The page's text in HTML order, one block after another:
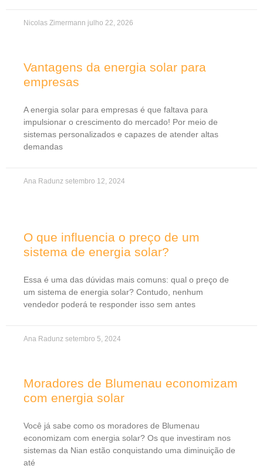
Nicolas Zimermann julho 22, 2026
Vantagens da energia solar para
empresas
A energia solar para empresas é que faltava para
impulsionar o crescimento do mercado! Por meio de
sistemas personalizados e capazes de atender altas
demandas
Ana Radunz setembro 12, 2024
O que influencia o preço de um
sistema de energia solar?
Essa é uma das dúvidas mais comuns: qual o preço de
um sistema de energia solar? Contudo, nenhum
vendedor poderá te responder isso sem antes
Ana Radunz setembro 5, 2024
Moradores de Blumenau economizam
com energia solar
Você já sabe como os moradores de Blumenau
economizam com energia solar? Os que investiram nos
sistemas da Nian estão conquistando uma diminuição de
até